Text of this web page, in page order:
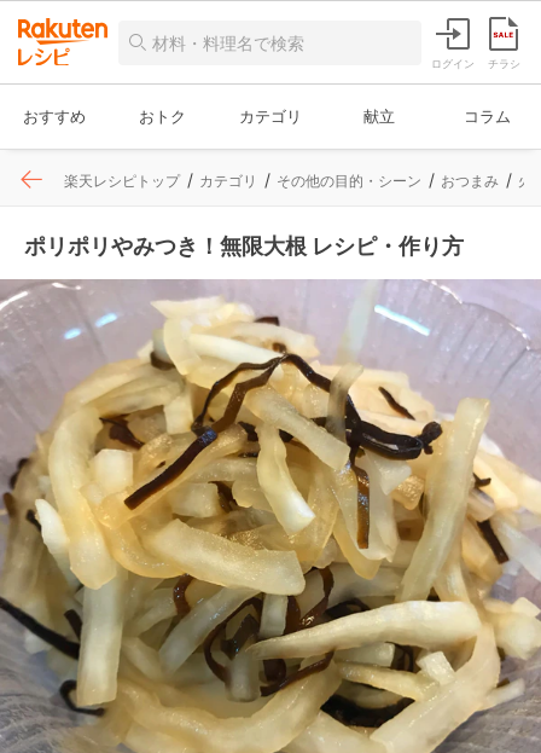
ログイン チラシ
おすすめ おトク カテゴリ 献立 コラム
楽天レシピトップ カテゴリ その他の目的・シーン おつまみ 火
ポリポリやみつき！無限大根 レシピ・作り方